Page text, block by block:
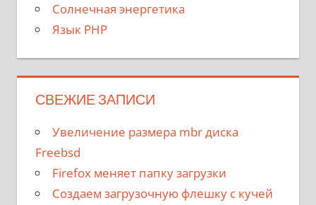
Солнечная энергетика
Язык PHP
СВЕЖИЕ ЗАПИСИ
Увеличение размера mbr диска
Freebsd
Firefox меняет папку загрузки
Создаем загрузочную флешку с кучей